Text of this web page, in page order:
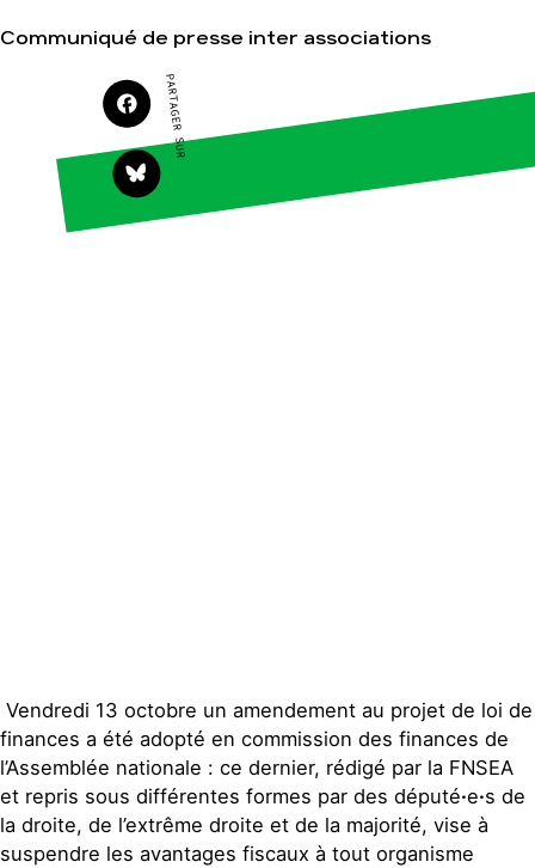
Agir
Faire un don
S'engager sur le
terrain
Agir au quotidien
Soutenir les
thématiques
Communiqué de presse inter associations
PARTAGER SUR
Vendredi 13 octobre un amendement au projet de loi de
finances a été adopté en commission des finances de
l’Assemblée nationale : ce dernier, rédigé par la FNSEA
et repris sous différentes formes par des député·e·s de
la droite, de l’extrême droite et de la majorité, vise à
suspendre les avantages fiscaux à tout organisme